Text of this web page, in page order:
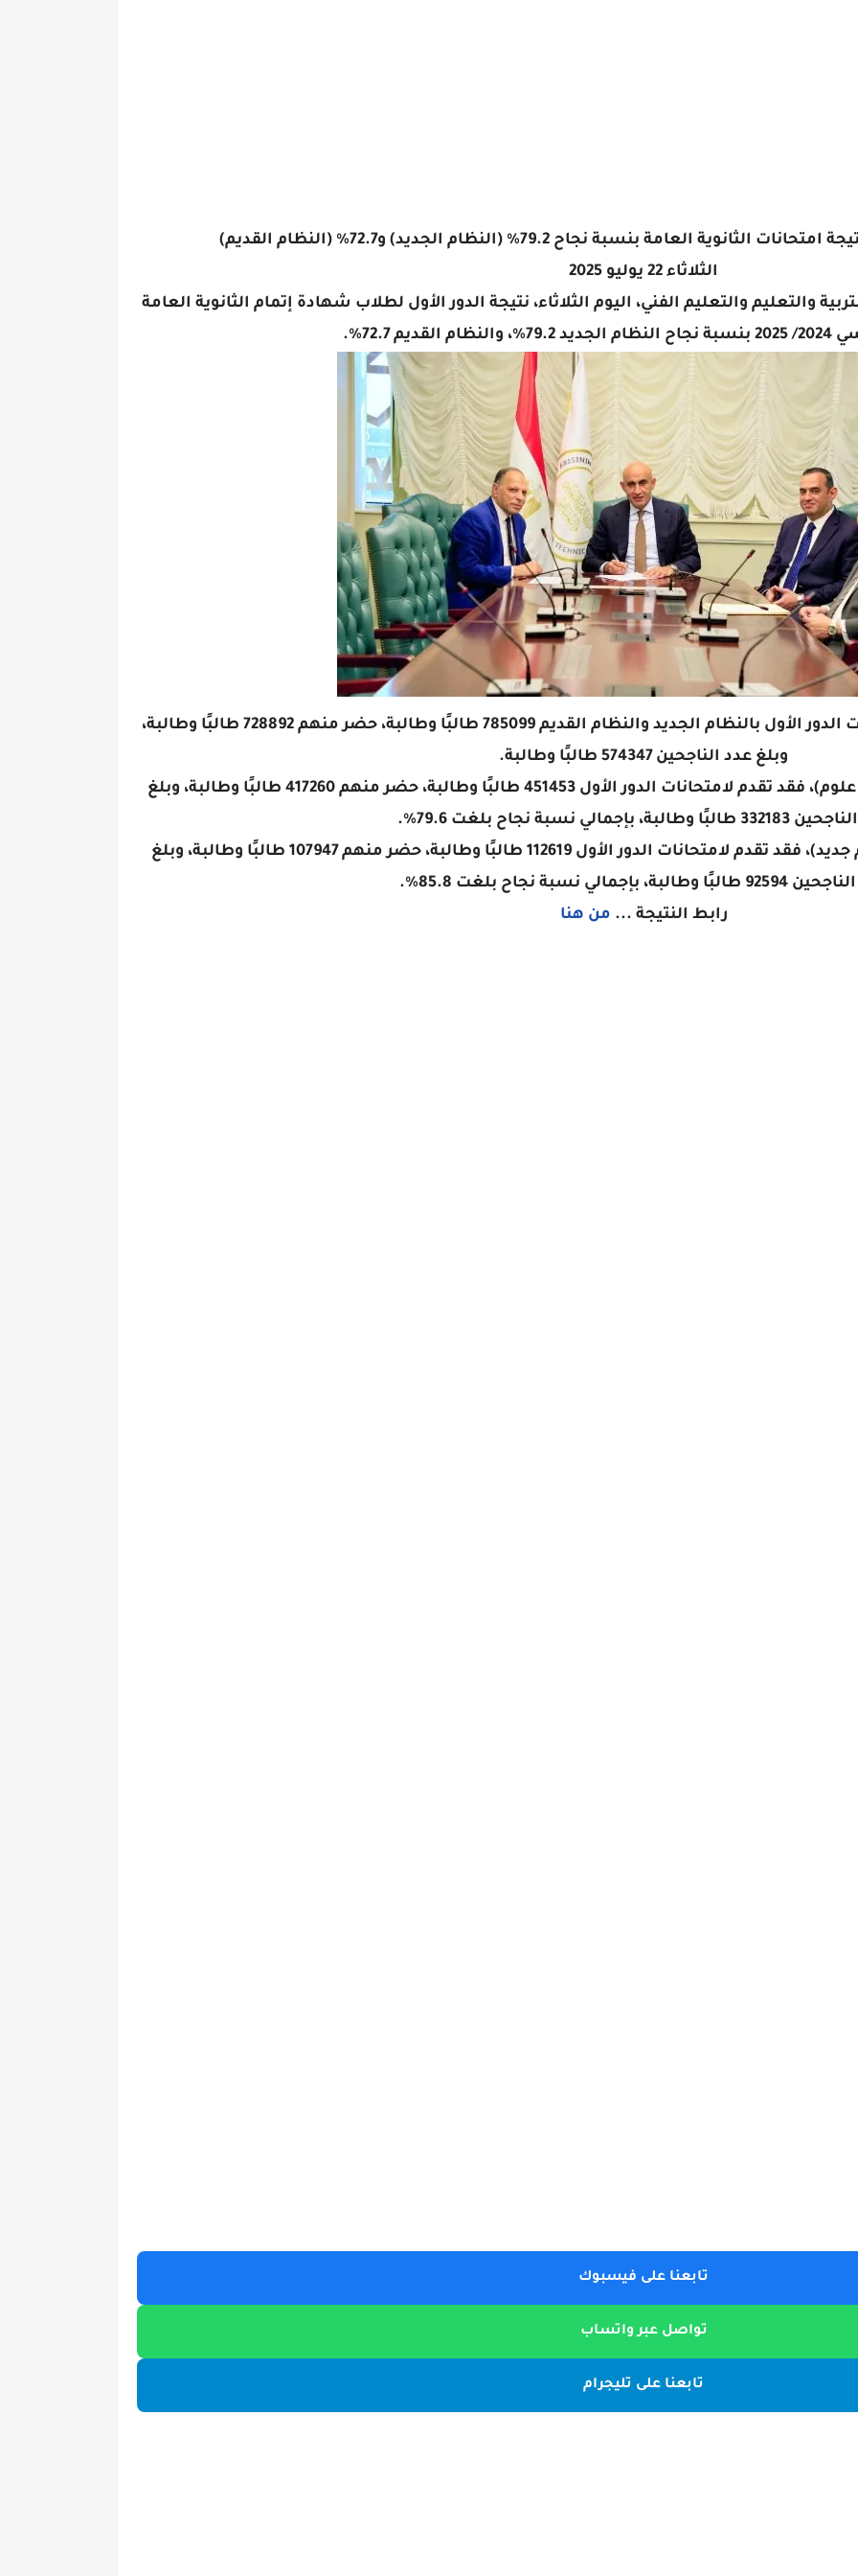
العامة بنسبة نجاح 79.2% (النظام الجديد) و72.7% (النظام القديم)
الثلاثاء 22 يوليو 2025
والتعليم والتعليم الفني، اليوم الثلاثاء، نتيجة الدور الأول لطلاب شهادة إتمام الثانوية العامة
القديم 72.7%.
وقد بلغ إجمالي عدد المتقدمين لامتحانات الدور الأول بالنظام الجديد والنظام القديم 785099 طالبًا وطالبة، حضر منهم 728892 طالبًا وطالبة،
وبلغ عدد الناجحين 574347 طالبًا وطالبة.
وبالنسبة للنظام الجديد لشعبة (علمي علوم)، فقد تقدم لامتحانات الدور الأول 451453 طالبًا وطالبة، حضر منهم 417260 طالبًا وطالبة، وبلغ
وطالبة، بإجمالي نسبة نجاح بلغت 79.6%.
أما بالنسبة لشعبة علمي رياضة (نظام جديد)، فقد تقدم لامتحانات الدور الأول 112619 طالبًا وطالبة، حضر منهم 107947 طالبًا وطالبة، وبلغ
وطالبة، بإجمالي نسبة نجاح بلغت 85.8%.
رابط النتيجة ... من هنا
تابعنا على فيسبوك
تواصل عبر واتساب
تابعنا على تليجرام